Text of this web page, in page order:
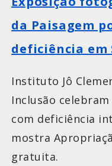
da Paisagem
deficiência em
Instituto Jô
Inclusão
com deficiência
mostra
gratuita.